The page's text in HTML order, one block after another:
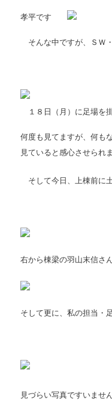
孝平です
そんな中ですが、ＳＷ
１８日（月）に足場を
何度も見てますが、何も
見ていると感心させられ
そして今日、上棟前に
右から棟梁の羽山末信
そして更に、私の担当・
見づらい写真ですいませ